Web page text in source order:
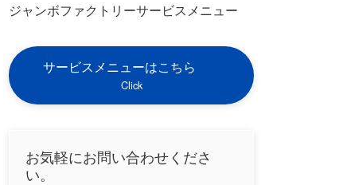
ジャンボファクトリーサービスメニュー
サービスメニューはこちら
Click
お気軽にお問い合わせくださ
い。